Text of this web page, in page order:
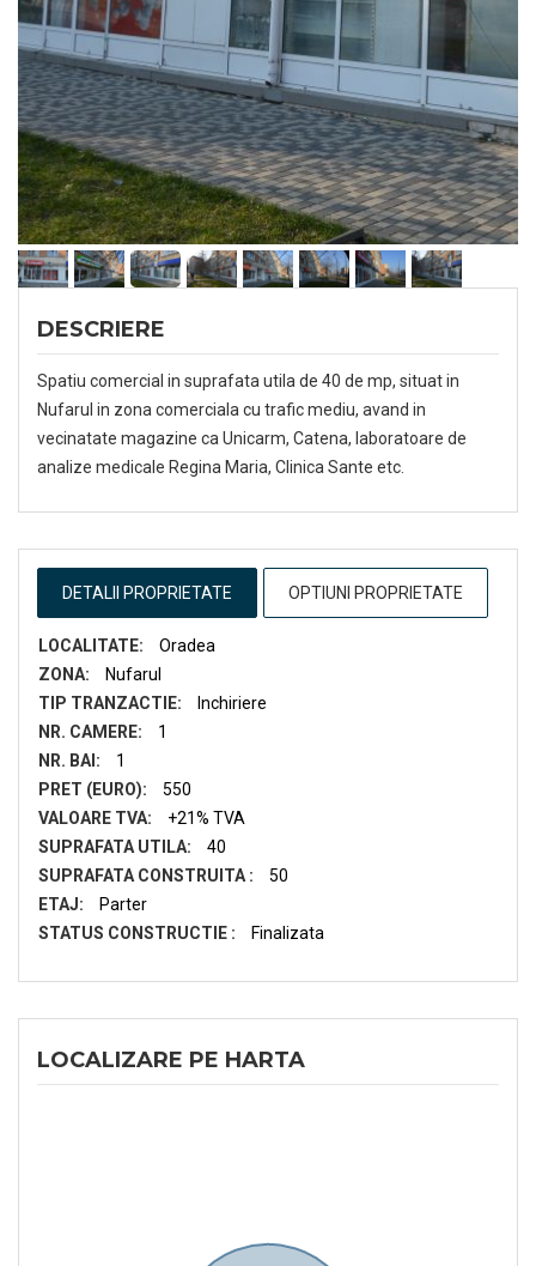
DESCRIERE
Spatiu comercial in suprafata utila de 40 de mp, situat in
Nufarul in zona comerciala cu trafic mediu, avand in
vecinatate magazine ca Unicarm, Catena, laboratoare de
analize medicale Regina Maria, Clinica Sante etc.
DETALII PROPRIETATE OPTIUNI PROPRIETATE
LOCALITATE:
Oradea
ZONA:
Nufarul
TIP TRANZACTIE:
Inchiriere
NR. CAMERE:
1
NR. BAI:
1
PRET (EURO):
550
VALOARE TVA:
+21% TVA
SUPRAFATA UTILA:
40
SUPRAFATA CONSTRUITA :
50
ETAJ:
Parter
STATUS CONSTRUCTIE :
Finalizata
LOCALIZARE PE HARTA